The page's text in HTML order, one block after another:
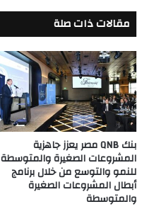
مقالات ذات صلة
بنك QNB مصر يعزز جاهزية
المشروعات الصغيرة والمتوسطة
للنمو والتوسع من خلال برنامج
أبطال المشروعات الصغيرة
والمتوسطة